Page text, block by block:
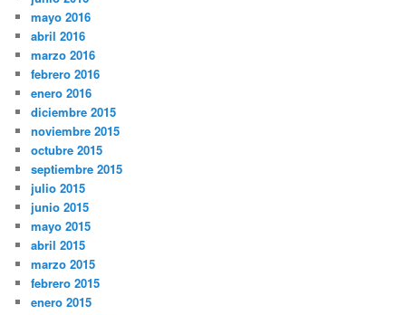
mayo 2016
abril 2016
marzo 2016
febrero 2016
enero 2016
diciembre 2015
noviembre 2015
octubre 2015
septiembre 2015
julio 2015
junio 2015
mayo 2015
abril 2015
marzo 2015
febrero 2015
enero 2015